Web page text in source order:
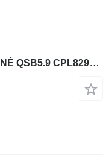
Moteur Cummins RECONDITIONNÉ QSB5.9 CPL8296 pour matériel de TP